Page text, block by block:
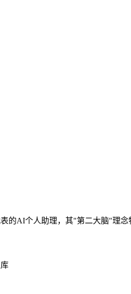
的AI个人助理，其"第二大脑"理念